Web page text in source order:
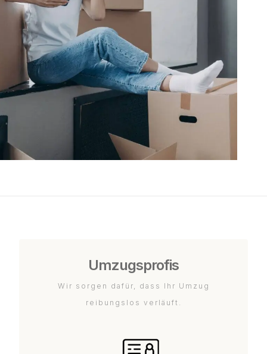
Umzugsprofis
Wir sorgen dafür, dass Ihr Umzug
reibungslos verläuft.